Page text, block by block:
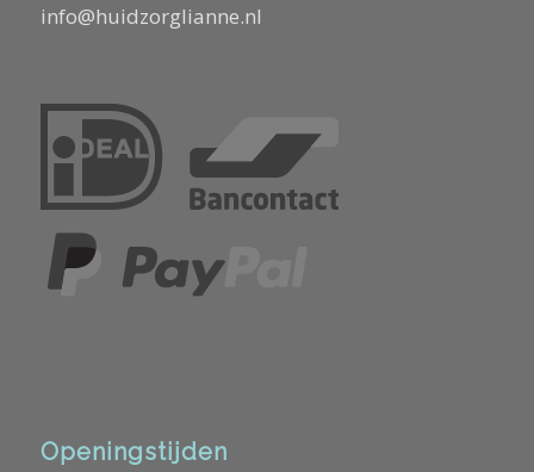
info@huidzorglianne.nl
Openingstijden